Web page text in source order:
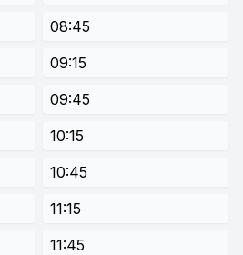
08:45
09:15
09:45
10:15
10:45
11:15
11:45